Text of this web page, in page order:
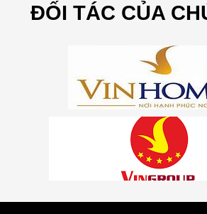
ĐỐI TÁC CỦA